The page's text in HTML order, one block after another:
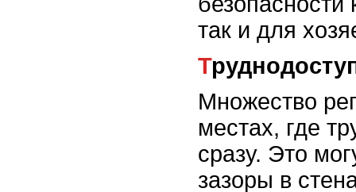
так и для
Множество
местах, где
сразу. Это
зазоры в